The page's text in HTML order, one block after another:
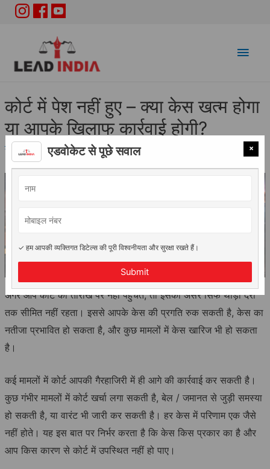
Main
कोर्ट में पेश नहीं हुए – क्या केस खत्म होगा
या आपके खिलाफ कार्रवाई होगी?
कानूनी सलाह / ByAdv. Vidhi Saini
अगर आप कोर्ट की तारीख पर नहीं पहुँचते, तो इसका असर सिर्फ थोड़ी देरी
तक सीमित नहीं रहता। इससे आपके केस की प्रगति रुक सकती है, केस का
नतीजा प्रभावित हो सकता है, और कुछ मामलों में केस खारिज भी हो सकता
है।
कई मामलों में कोर्ट आपकी गैरहाजिरी में ही आगे की कार्रवाई कर सकती है।
कुछ गंभीर मामलों में कोर्ट खर्चा लगा सकती है, बेल / जमानत से जुड़ी समस्या
हो सकती है, या वारंट भी जारी कर सकती है। हर केस में परिणाम एक जैसे
नहीं होते। यह इस बात पर निर्भर करता है कि केस किस प्रकार का है और
आप किस कारण से कोर्ट में उपस्थित नहीं हो पाए।
×
एडवोकेट से पूछे सवाल
✓ हम आपकी व्यक्तिगत डिटेल्स की पूरी विश्वनीयता और सुरक्षा रखते हैं।
Submit